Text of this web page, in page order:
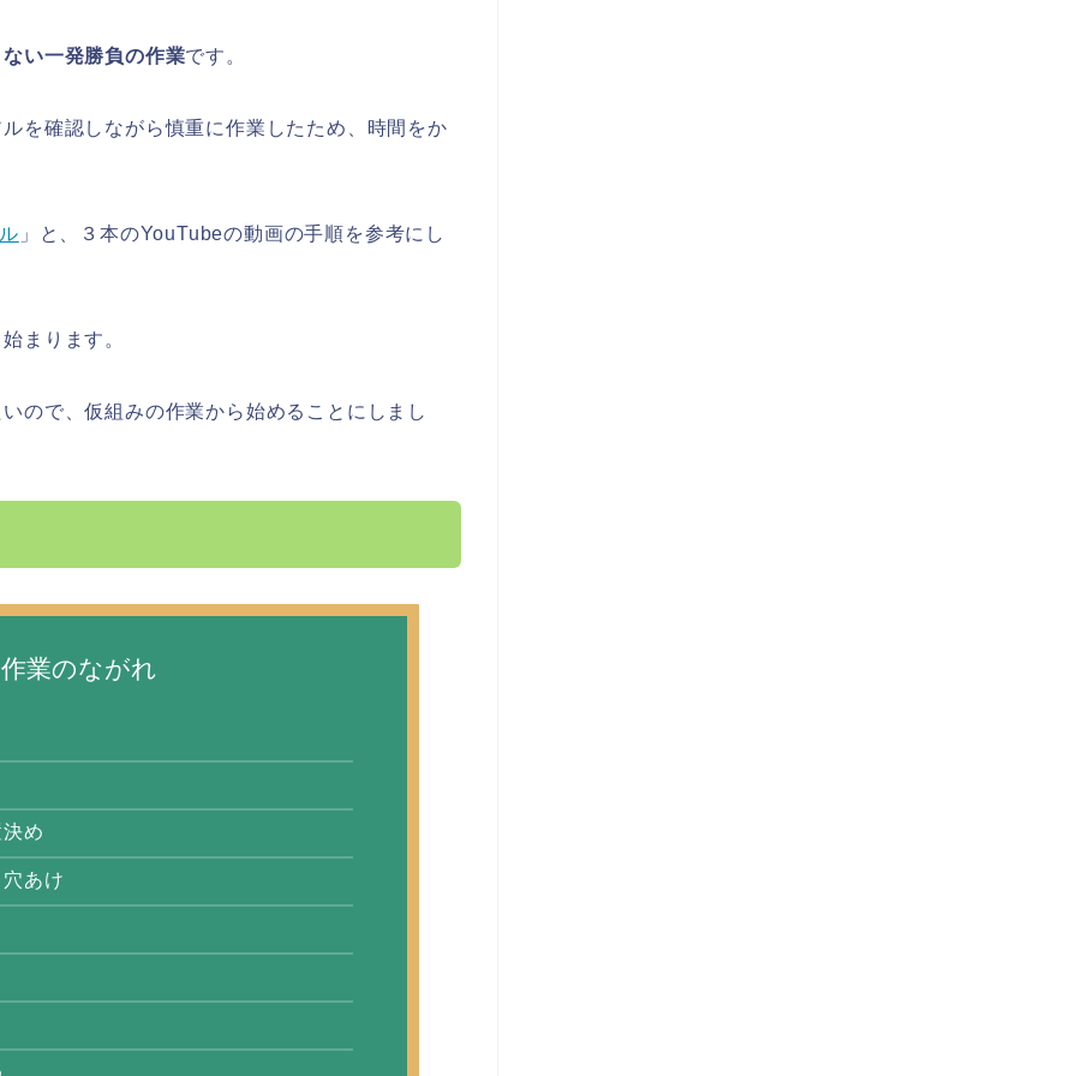
い一発勝負の作業です。
を確認しながら慎重に作業したため、時間をか
」と、３本のYouTubeの動画の手順を参考にし
まります。
ので、仮組みの作業から始めることにしまし
業のながれ
め
あけ